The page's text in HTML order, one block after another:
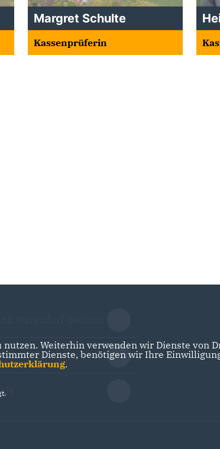
Margret Schulte
Kassenprüferin
Weiterhin verwenden wir Dienste von
Dienste, benötigen wir Ihre
.